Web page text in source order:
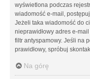
wyświetlona podczas
wiadomość e-mail,
Jeżeli taka wiadomość do
nieprawidłowy adres e-
filtr antyspamowy. Jeśli na
prawidłowy, spróbuj
Na górę